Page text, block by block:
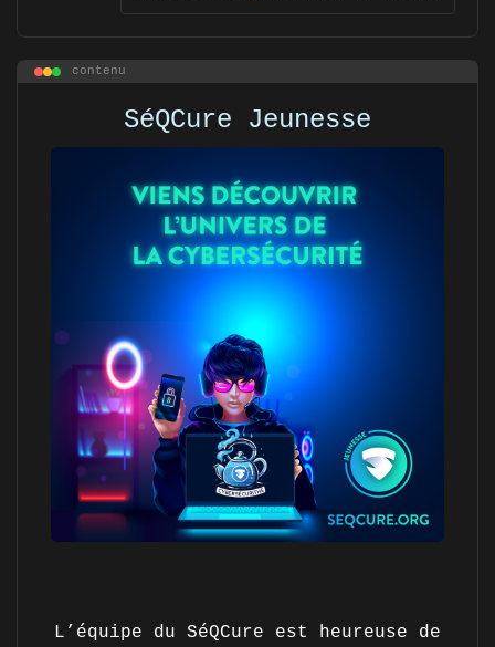
contenu
SéQCure Jeunesse
L’équipe du SéQCure est heureuse de